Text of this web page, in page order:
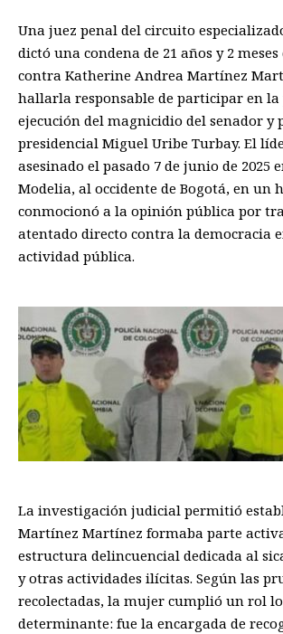
Una juez penal del circuito
dictó una condena de 21 años y 2
contra Katherine Andrea Martínez
hallarla responsable de participar en la
ejecución del magnicidio del senador y
presidencial Miguel Uribe Turbay. El
asesinado el pasado 7 de junio de 2025
Modelia, al occidente de Bogotá, en un
conmocionó a la opinión pública por
atentado directo contra la democracia
actividad pública.
La investigación judicial permitió
Martínez Martínez formaba parte
estructura delincuencial dedicada al
y otras actividades ilícitas. Según las
recolectadas, la mujer cumplió un rol
determinante: fue la encargada de